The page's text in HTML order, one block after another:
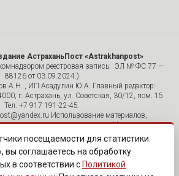
АстраханьПост «Astrakhanpost»
реестровая запись: ЭЛ № ФС 77 —
88126 от 03.09.2024.)
А.Н. , ИП Асадулин Ю.А. Главный редактор:
г. Астрахань, ул. Советская, 30/12, пом. 15
Тел. +7 917 191-22-45.
Использование материалов,
сетевого издания «Astrakhanpost»,
с указанием источника и публикацией
на портал Astrakhanpost.ru. Комментарии
без предварительного редактирования.
за собой право удалить их с сайта или
указанные сообщения нарушают законы РФ.
посещаемости для статистики.
вы соглашаетесь на обработку
в соответствии с Политикой